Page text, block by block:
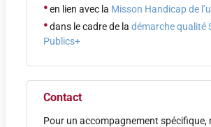
•en lien avec la Misson Handicap de
•dans le cadre de la démarche qualité
Publics+
Contact
Pour un accompagnement spécifique,